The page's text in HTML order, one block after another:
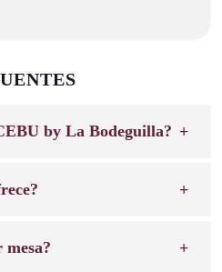
by La Bodeguilla?
mesa?